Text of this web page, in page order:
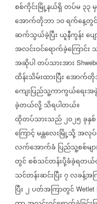
စစ်ကိုင်းမြို့နယ်ရှိတပ်မ ၃၃မှ
အောက်တိုဘာ၁၀ရက်နေ့တွင်
ဆက်သွယ်ခဲ့ပြီးယူနီကွန်းပ
အလင်းဝင်ရောက်ခဲ့ကြောင်း
အဆိုပါတပ်သားအား
ထိန်းသိမ်းထားပြီးအောက်တို
ကျေးပြည်သူ့ကာကွယ်ရေးအ
ခဲ့တယ်လို့သိရပါတယ်။
ထိုတပ်သားသည်၂၀၂၅ခုနှစ်
ကြောင့်မန္တလေးမြို့သို့အလုပ်
လက်အောက်ခံ ပြည်သူ့စစ်မျ
တွင်စစ်သင်တန်းပို့ခံခဲ့ရတ
သင်တန်းဆင်းပြီး၇လခန့်အ
ပြီး၂ပတ်အကြာတွင် Wetlet